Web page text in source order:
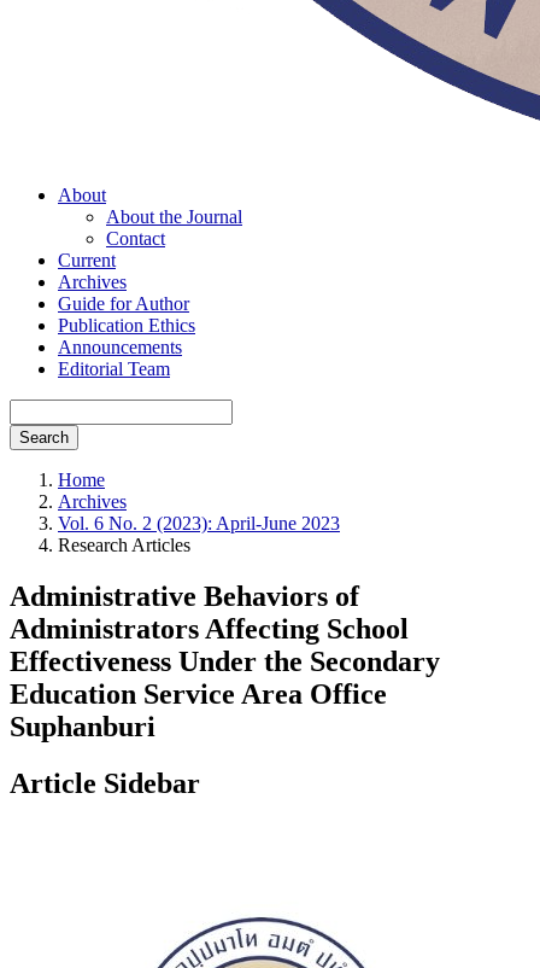
About
About the Journal
Contact
Current
Archives
Guide for Author
Publication Ethics
Announcements
Editorial Team
Search
Home
Archives
Vol. 6 No. 2 (2023): April-June 2023
Research Articles
Administrative Behaviors of
Administrators Affecting School
Effectiveness Under the Secondary
Education Service Area Office
Suphanburi
Article Sidebar